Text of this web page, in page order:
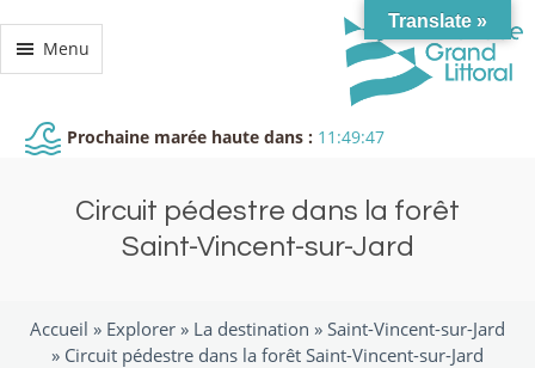
Menu
Prochaine marée haute dans : 11:49:47
Circuit pédestre dans la forêt
Saint-Vincent-sur-Jard
Accueil » Explorer » La destination » Saint-Vincent-sur-Jard
» Circuit pédestre dans la forêt Saint-Vincent-sur-Jard
Translate »